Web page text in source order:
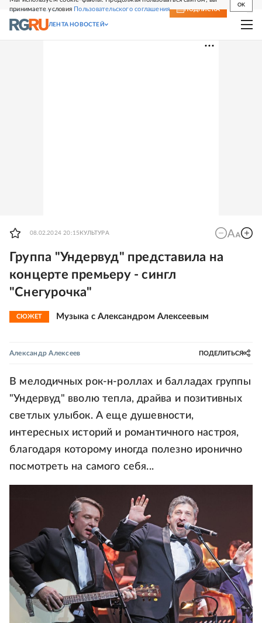
принимаете условия Пользовательского соглашения
OK
СВЕЖИЙ НОМЕР ПОДПИСКА
ЛЕНТА НОВОСТЕЙ
08.02.2024 20:15 КУЛЬТУРА
Группа "Ундервуд" представила на
концерте премьеру - сингл
"Снегурочка"
СЮЖЕТ Музыка с Александром Алексеевым
Александр Алексеев ПОДЕЛИТЬСЯ
В мелодичных рок-н-роллах и балладах группы
"Ундервуд" вволю тепла, драйва и позитивных
светлых улыбок. А еще душевности,
интересных историй и романтичного настроя,
благодаря которому иногда полезно иронично
посмотреть на самого себя...